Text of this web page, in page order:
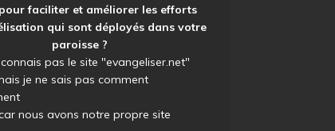
faciliter et améliorer les efforts
qui sont déployés dans votre
paroisse ?
connais pas le site "evangeliser.net"
je ne sais pas comment
nous avons notre propre site